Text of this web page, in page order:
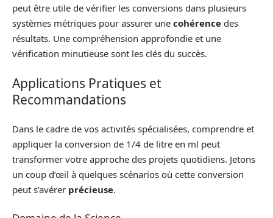
peut être utile de vérifier les conversions dans plusieurs
systèmes métriques pour assurer une cohérence des
résultats. Une compréhension approfondie et une
vérification minutieuse sont les clés du succès.
Applications Pratiques et
Recommandations
Dans le cadre de vos activités spécialisées, comprendre et
appliquer la conversion de 1/4 de litre en ml peut
transformer votre approche des projets quotidiens. Jetons
un coup d’œil à quelques scénarios où cette conversion
peut s’avérer précieuse.